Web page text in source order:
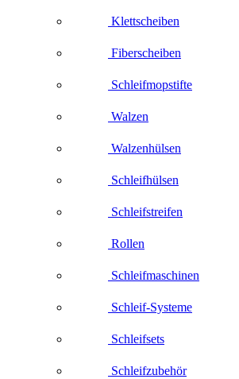
Klettscheiben
Fiberscheiben
Schleifmopstifte
Walzen
Walzenhülsen
Schleifhülsen
Schleifstreifen
Rollen
Schleifmaschinen
Schleif-Systeme
Schleifsets
Schleifzubehör